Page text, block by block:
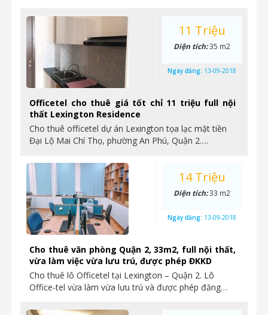
Officetel cho thuê giá tốt chỉ 11 triệu full nội
thất Lexington Residence
Cho thuê officetel dự án Lexington tọa lạc mặt tiền
Đại Lộ Mai Chí Thọ, phường An Phú, Quận 2….
11 Triệu
Diện tích:35 m2
Ngày đăng: 13-09-2018
Cho thuê văn phòng Quận 2, 33m2, full nội thất,
vừa làm việc vừa lưu trú, được phép ĐKKD
Cho thuê lô Officetel tại Lexington – Quận 2. Lô
Office-tel vừa làm vừa lưu trú và được phép đăng…
14 Triệu
Diện tích:33 m2
Ngày đăng: 13-09-2018